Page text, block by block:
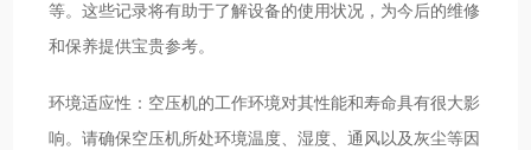
等。这些记录将有助于了解设备的使用状况，为今后的维修
和保养提供宝贵参考。
环境适应性：空压机的工作环境对其性能和寿命具有很大影
响。请确保空压机所处环境温度、湿度、通风以及灰尘等因